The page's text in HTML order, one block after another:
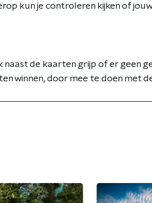
kun je controleren kijken of
naast de kaarten grijp of er geen
winnen, door mee te doen met